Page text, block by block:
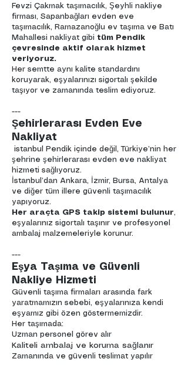
Fevzi Çakmak taşımacılık, Şeyhli nakliye
firması, Sapanbağları evden eve
taşımacılık, Ramazanoğlu ev taşıma ve Batı
Mahallesi nakliyat gibi tüm Pendik
çevresinde aktif olarak hizmet
veriyoruz.
Her semtte aynı kalite standardını
koruyarak, eşyalarınızı sigortalı şekilde
taşıyor ve zamanında teslim ediyoruz.
---
Şehirlerarası Evden Eve
Nakliyat
istanbul Pendik içinde değil, Türkiye’nin her
şehrine şehirlerarası evden eve nakliyat
hizmeti sağlıyoruz.
İstanbul’dan Ankara, İzmir, Bursa, Antalya
ve diğer tüm illere güvenli taşımacılık
yapıyoruz.
Her araçta GPS takip sistemi bulunur,
eşyalarınız sigortalı taşınır ve profesyonel
ambalaj malzemeleriyle korunur.
---
Eşya Taşıma ve Güvenli
Nakliye Hizmeti
Güvenli taşıma firmaları arasında fark
yaratmamızın sebebi, eşyalarınıza kendi
eşyamız gibi özen göstermemizdir.
Her taşımada:
Uzman personel görev alır
Kaliteli ambalaj ve koruma sağlanır
Zamanında ve güvenli teslimat yapılır